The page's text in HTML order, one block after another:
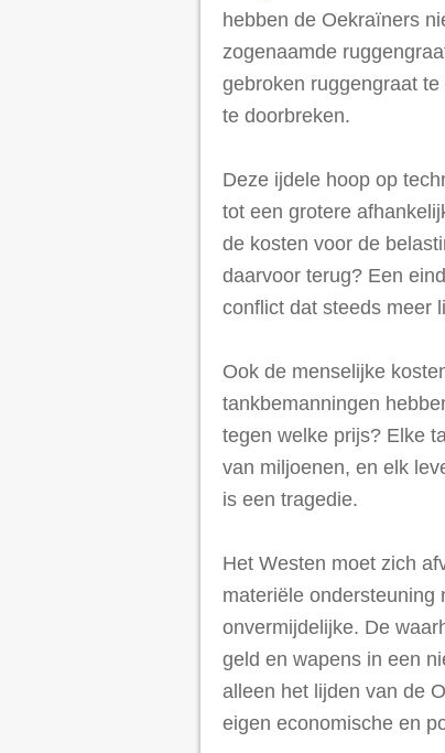
hebben de Oekraïners
zogenaamde
gebroken ruggengraat
te doorbreken.
Deze ijdele hoop op
tot een grotere
de kosten voor de
daarvoor terug? Een
conflict dat steeds meer
Ook de menselijke
tankbemanningen
tegen welke prijs? Elke
van miljoenen, en elk
is een tragedie.
Het Westen moet zich
materiële ondersteuning
onvermijdelijke. De
geld en wapens in een
alleen het lijden van de
eigen economische en